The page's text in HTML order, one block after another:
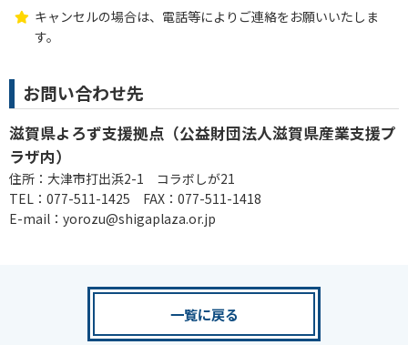
キャンセルの場合は、電話等によりご連絡をお願いいたしま
す。
お問い合わせ先
滋賀県よろず支援拠点（公益財団法人滋賀県産業支援プ
ラザ内）
住所：大津市打出浜2-1 コラボしが21
TEL：077-511-1425 FAX：077-511-1418
E-mail：yorozu@shigaplaza.or.jp
一覧に戻る